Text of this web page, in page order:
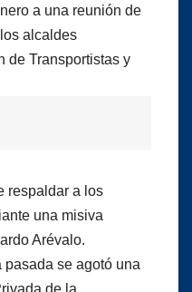
a una reunión de
alcaldes
de Transportistas y
respaldar a los
una misiva
Arévalo.
se agotó una
de la